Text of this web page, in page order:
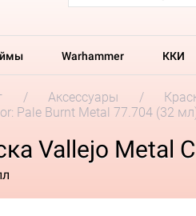
Warhammer ККИ
Аксессуары
Pale Burnt Metal 77.704 (32
Vallejo Metal